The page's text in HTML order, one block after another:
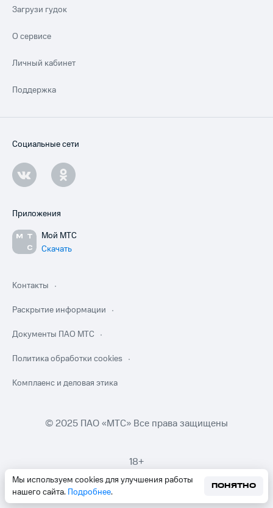
Мы используем cookies для улучшения работы
нашего сайта. Подробнее.
ПОНЯТНО
Загрузи гудок
О сервисе
Личный кабинет
Поддержка
Социальные сети
Приложения
Мой МТС
Скачать
Контакты
Раскрытие информации
Документы ПАО МТС
Политика обработки cookies
Комплаенс и деловая этика
© 2025 ПАО «МТС» Все права защищены
18+